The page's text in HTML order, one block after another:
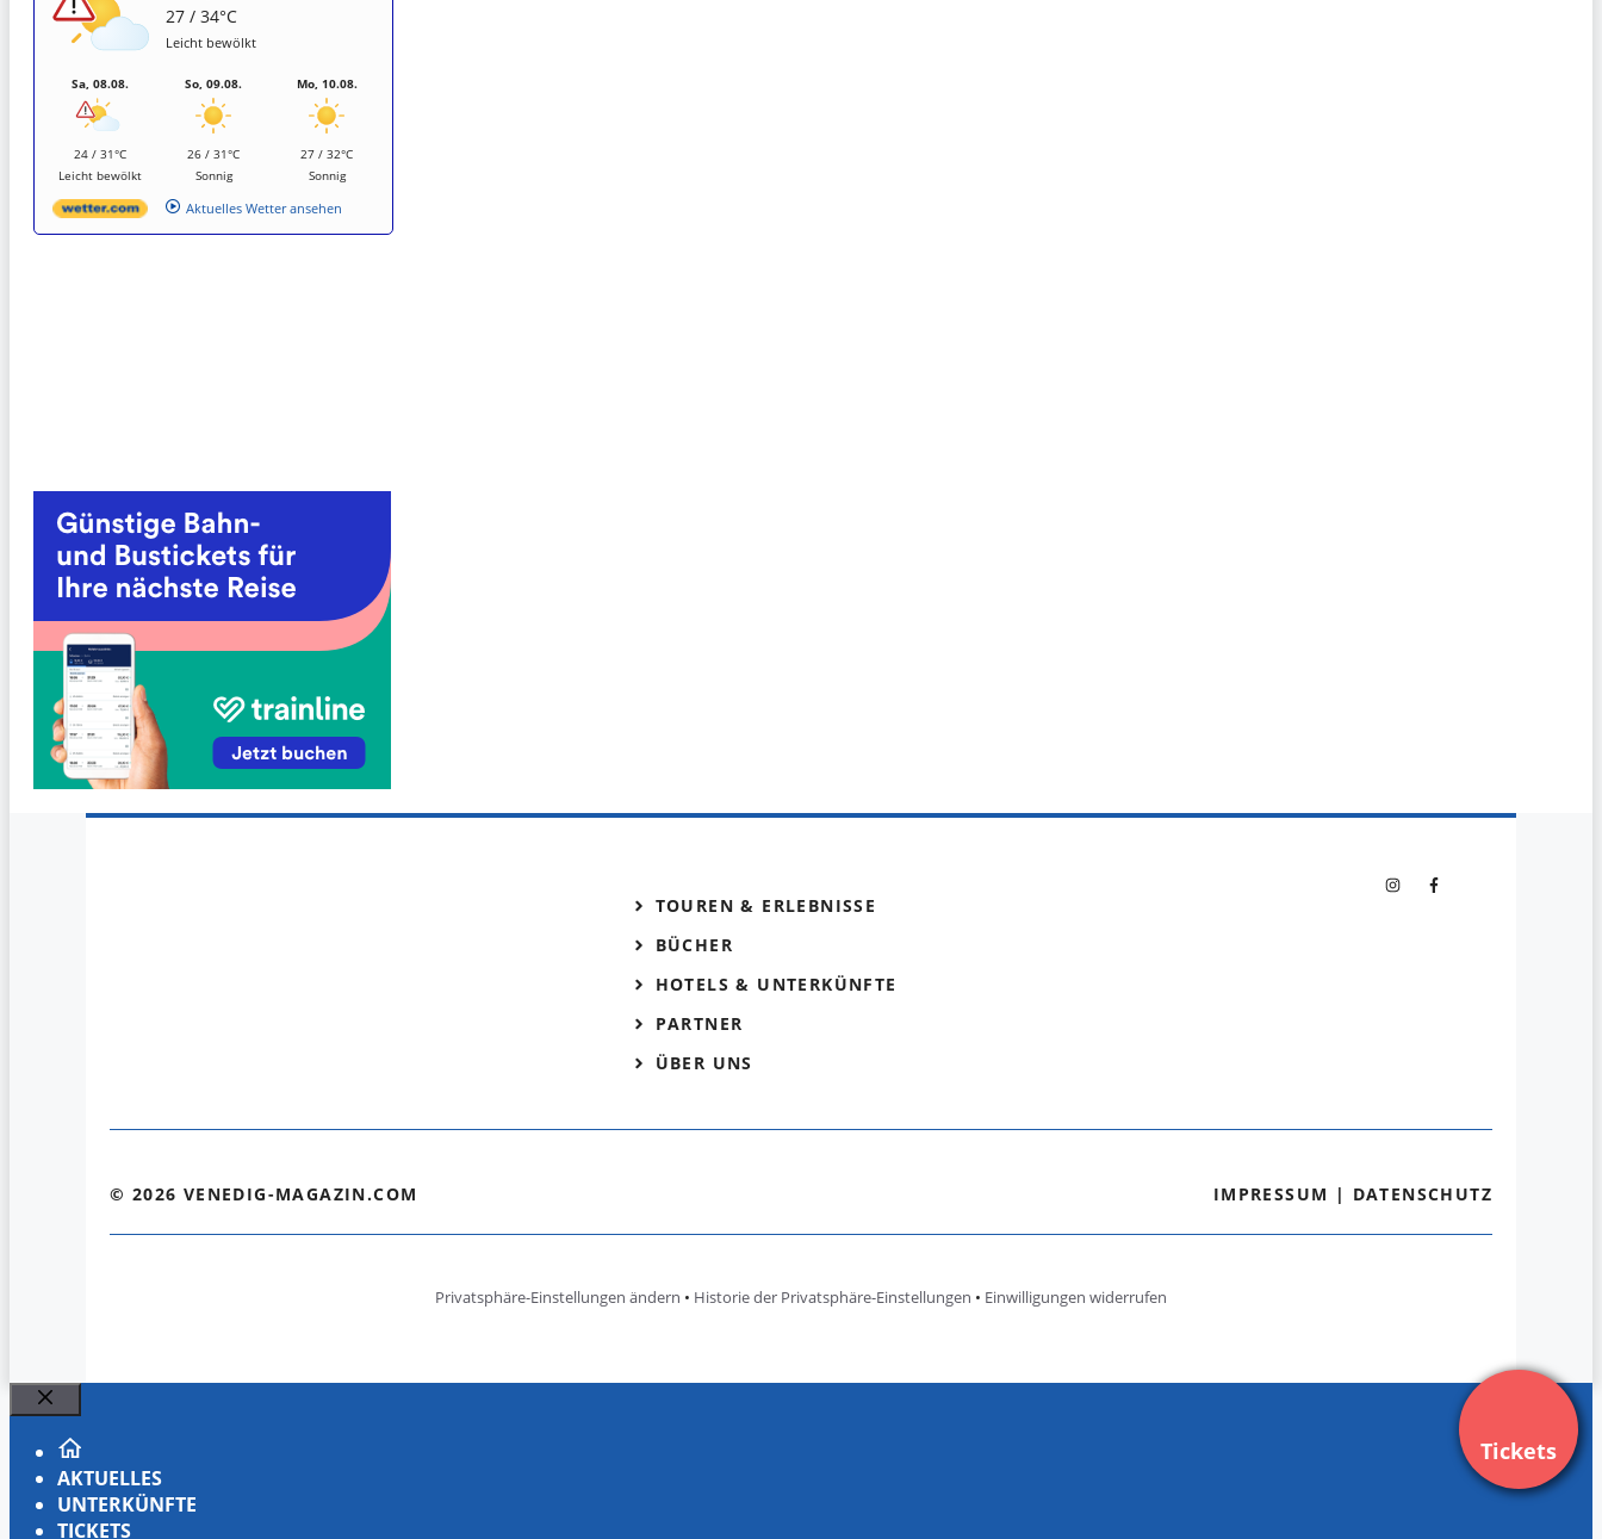
27 / 34°C
Leicht bewölkt
Sa, 08.08.
24 / 31°C
Leicht bewölkt
So, 09.08.
26 / 31°C
Sonnig
Mo, 10.08.
27 / 32°C
Sonnig
Aktuelles Wetter ansehen
Tickets
TOUREN & ERLEBNISSE
BÜCHER
HOTELS & UNTERKÜNFTE
PARTNER
ÜBER UNS
© 2026 VENEDIG-MAGAZIN.COM IMPRESSUM | DATENSCHUTZ
Privatsphäre-Einstellungen ändern • Historie der Privatsphäre-Einstellungen • Einwilligungen widerrufen
Schließen
AKTUELLES
UNTERKÜNFTE
TICKETS